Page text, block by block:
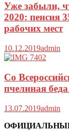
Уже забыли,
2020: пенсия
рабочих мест
10.12.2019admin
Со
пчелиная
13.07.2019admin